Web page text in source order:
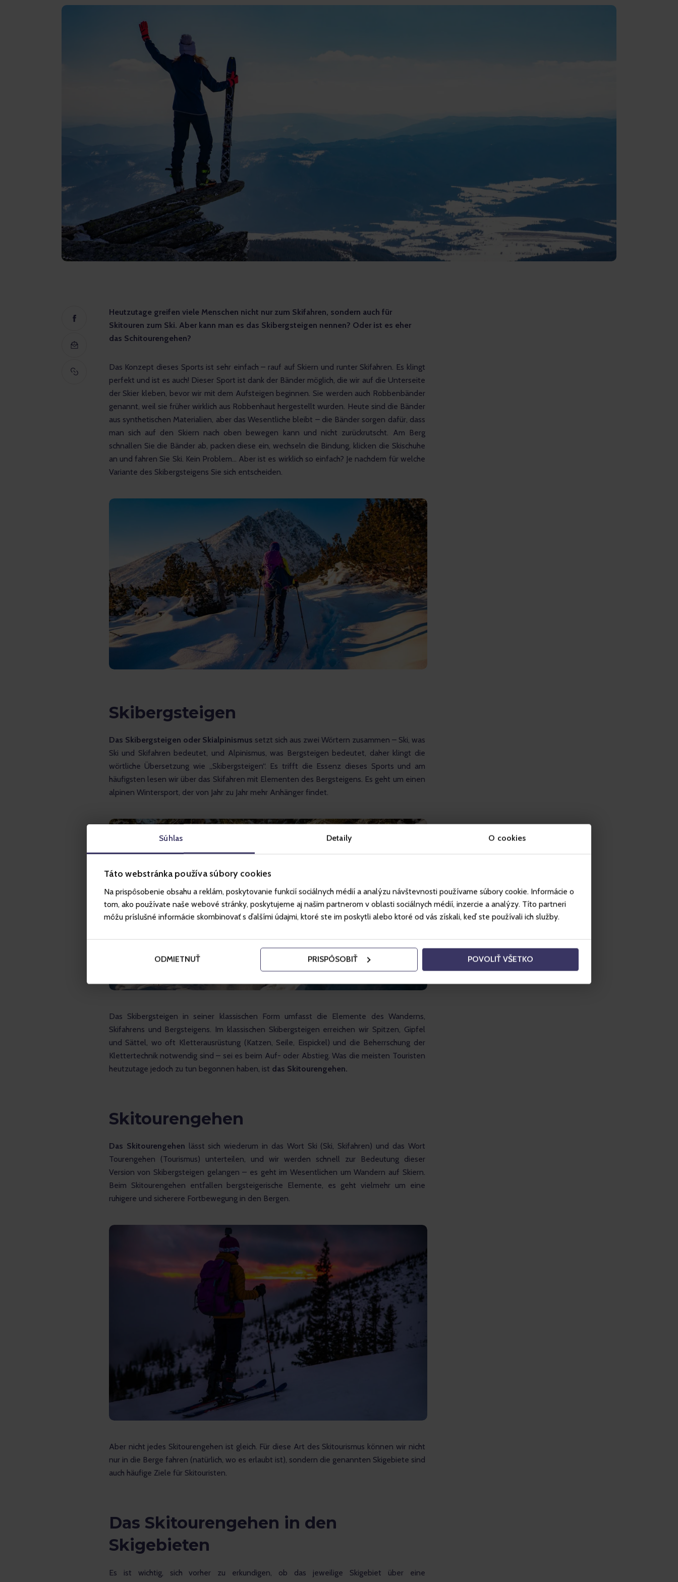
Súhlas Detaily O cookies
Táto webstránka používa súbory cookies
Na prispôsobenie obsahu a reklám, poskytovanie funkcií sociálnych médií a analýzu návštevnosti používame súbory cookie. Informácie o
tom, ako používate naše webové stránky, poskytujeme aj našim partnerom v oblasti sociálnych médií, inzercie a analýzy. Títo partneri
môžu príslušné informácie skombinovať s ďalšími údajmi, ktoré ste im poskytli alebo ktoré od vás získali, keď ste používali ich služby.
ODMIETNUŤ PRISPÔSOBIŤ POVOLIŤ VŠETKO
Bewertungen
Heutzutage greifen viele Menschen nicht nur zum Skifahren, sondern auch für
Skitouren zum Ski. Aber kann man es das Skibergsteigen nennen? Oder ist es eher
das Schitourengehen?
Das Konzept dieses Sports ist sehr einfach – rauf auf Skiern und runter Skifahren. Es klingt
perfekt und ist es auch! Dieser Sport ist dank der Bänder möglich, die wir auf die Unterseite
der Skier kleben, bevor wir mit dem Aufsteigen beginnen. Sie werden auch Robbenbänder
genannt, weil sie früher wirklich aus Robbenhaut hergestellt wurden. Heute sind die Bänder
aus synthetischen Materialien, aber das Wesentliche bleibt – die Bänder sorgen dafür, dass
man sich auf den Skiern nach oben bewegen kann und nicht zurückrutscht. Am Berg
schnallen Sie die Bänder ab, packen diese ein, wechseln die Bindung, klicken die Skischuhe
an und fahren Sie Ski. Kein Problem… Aber ist es wirklich so einfach? Je nachdem für welche
Variante des Skibergsteigens Sie sich entscheiden.
Skibergsteigen
Das Skibergsteigen oder Skialpinismus setzt sich aus zwei Wörtern zusammen – Ski, was
Ski und Skifahren bedeutet, und Alpinismus, was Bergsteigen bedeutet, daher klingt die
wörtliche Übersetzung wie „Skibergsteigen“. Es trifft die Essenz dieses Sports und am
häufigsten lesen wir über das Skifahren mit Elementen des Bergsteigens. Es geht um einen
alpinen Wintersport, der von Jahr zu Jahr mehr Anhänger findet.
Das Skibergsteigen in seiner klassischen Form umfasst die Elemente des Wanderns,
Skifahrens und Bergsteigens. Im klassischen Skibergsteigen erreichen wir Spitzen, Gipfel
und Sättel, wo oft Kletterausrüstung (Katzen, Seile, Eispickel) und die Beherrschung der
Klettertechnik notwendig sind – sei es beim Auf- oder Abstieg. Was die meisten Touristen
heutzutage jedoch zu tun begonnen haben, ist das Skitourengehen.
Skitourengehen
Das Skitourengehen lässt sich wiederum in das Wort Ski (Ski, Skifahren) und das Wort
Tourengehen (Tourismus) unterteilen, und wir werden schnell zur Bedeutung dieser
Version von Skibergsteigen gelangen – es geht im Wesentlichen um Wandern auf Skiern.
Beim Skitourengehen entfallen bergsteigerische Elemente, es geht vielmehr um eine
ruhigere und sicherere Fortbewegung in den Bergen.
Aber nicht jedes Skitourengehen ist gleich. Für diese Art des Skitourismus können wir nicht
nur in die Berge fahren (natürlich, wo es erlaubt ist), sondern die genannten Skigebiete sind
auch häufige Ziele für Skitouristen.
Das Skitourengehen in den
Skigebieten
Es ist wichtig, sich vorher zu erkundigen, ob das jeweilige Skigebiet über eine